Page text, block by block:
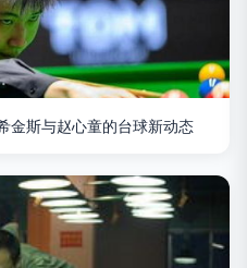
金斯与赵心童的台球新动态